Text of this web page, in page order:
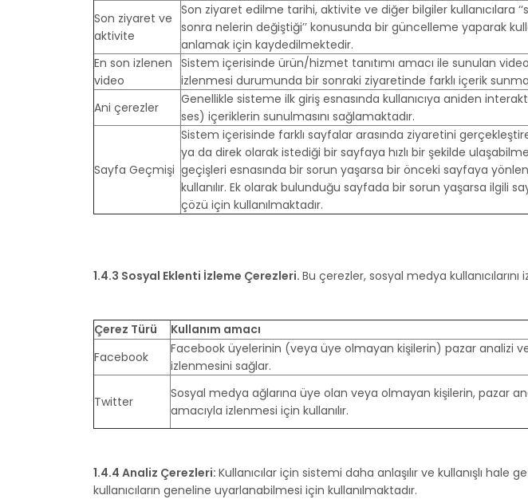
Son ziyaret ve
aktivite
Son ziyaret edilme tarihi, aktivite ve diğer bilgiler kullanıcılara
sonra nelerin değiştiği’’ konusunda bir güncelleme yaparak
anlamak için kaydedilmektedir.
En son izlenen
video
Sistem içerisinde ürün/hizmet tanıtımı amacı ile sunulan
izlenmesi durumunda bir sonraki ziyaretinde farklı içerik
Ani çerezler
Genellikle sisteme ilk giriş esnasında kullanıcıya aniden
ses) içeriklerin sunulmasını sağlamaktadır.
Sayfa Geçmişi
Sistem içerisinde farklı sayfalar arasında ziyaretini
ya da direk olarak istediği bir sayfaya hızlı bir şekilde
geçişleri esnasında bir sorun yaşarsa bir önceki sayfaya
kullanılır. Ek olarak bulunduğu sayfada bir sorun yaşarsa ilgili
çözü için kullanılmaktadır.
1.4.3 Sosyal Eklenti İzleme Çerezleri. Bu çerezler, sosyal medya
Çerez Türü
Kullanım amacı
Facebook
Facebook üyelerinin (veya üye olmayan kişilerin) pazar analizi
izlenmesini sağlar.
Twitter
Sosyal medya ağlarına üye olan veya olmayan kişilerin, pazar
amacıyla izlenmesi için kullanılır.
1.4.4 Analiz Çerezleri: Kullanıcılar için sistemi daha anlaşılır ve kullanışlı
kullanıcıların geneline uyarlanabilmesi için kullanılmaktadır.